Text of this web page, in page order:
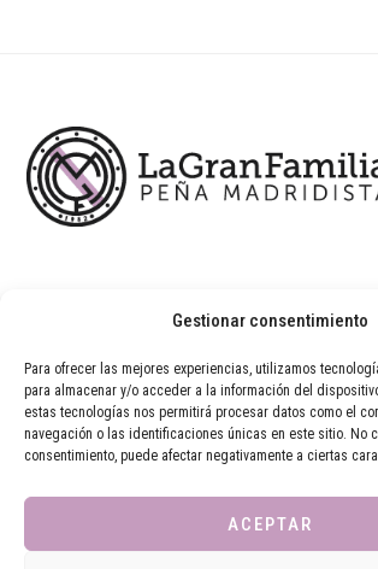
Gestionar consentimiento
Para ofrecer las mejores experiencias, utilizamos
para almacenar y/o acceder a la información del
estas tecnologías nos permitirá procesar datos como el
navegación o las identificaciones únicas en este sitio. No
consentimiento, puede afectar negativamente a ciertas
ACEPTAR